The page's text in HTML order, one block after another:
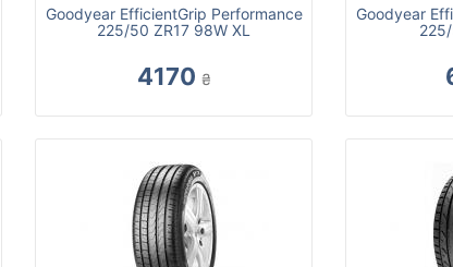
Goodyear EfficientGrip Performance
225/50 ZR17 98W XL
4170 ₴
Goodyear